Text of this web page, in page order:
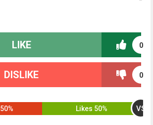
0
LIKE
0
DISLIKE
50% Likes VS
50% Dislikes